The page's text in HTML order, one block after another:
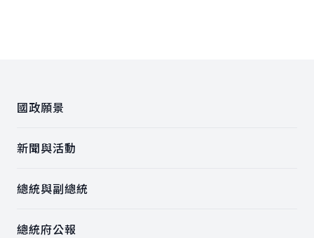
國政願景
新聞與活動
總統與副總統
總統府公報